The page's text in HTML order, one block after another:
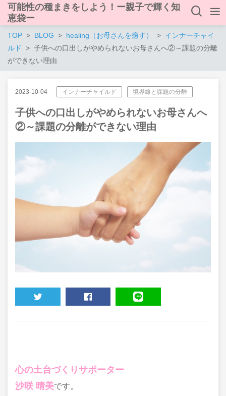
可能性の種まきをしよう！ー親子で輝く知
恵袋ー
TOP BLOG healing（お母さんを癒す）
インナーチャイ
ルド
子供への口出しがやめられないお母さんへ②～課題の分離
ができない理由
2023-10-04 インナーチャイルド 境界線と課題の分離
子供への口出しがやめられないお母さんへ
②～課題の分離ができない理由
心の土台づくりサポーター
沙咲 晴美です。